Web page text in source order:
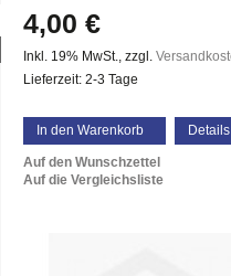
4,00 €
Inkl. 19% MwSt., zzgl.
Lieferzeit: 2-3 Tage
In den Warenkorb Details
Auf den Wunschzettel
Auf die Vergleichsliste